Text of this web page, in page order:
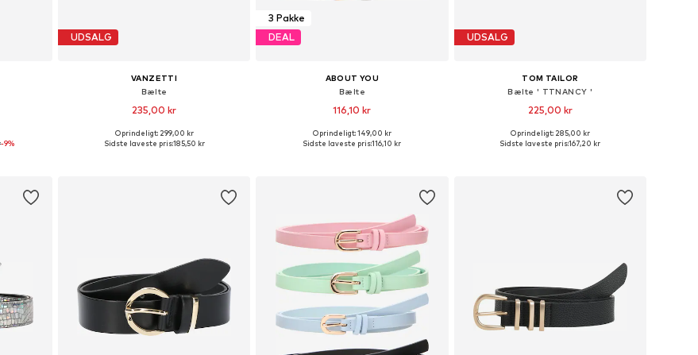
90, 95
-9%
UDSALG
VANZETTI
Bælte
235,00 kr
Fås i mange størrelser
Oprindeligt: 299,00 kr
Sidste laveste pris:185,50 kr
3 Pakke
DEAL
ABOUT YOU
Bælte
116,10 kr
Tilgængelige størrelser: 80, 85, 90, 95
Oprindeligt: 149,00 kr
Sidste laveste pris:116,10 kr
UDSALG
TOM TAILOR
Bælte ' TTNANCY '
225,00 kr
Fås i mange størrelser
Oprindeligt: 285,00 kr
Sidste laveste pris:167,20 kr